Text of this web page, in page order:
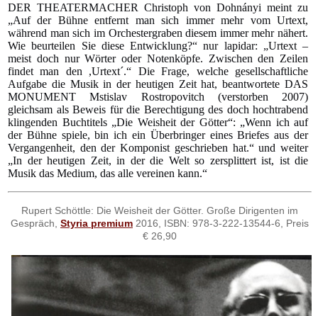
DER THEATERMACHER Christoph von Dohnányi meint zu
„Auf der Bühne entfernt man sich immer mehr vom Urtext,
während man sich im Orchestergraben diesem immer mehr nähert.
Wie beurteilen Sie diese Entwicklung?“ nur lapidar: „Urtext –
meist doch nur Wörter oder Notenköpfe. Zwischen den Zeilen
findet man den ,Urtext´.“ Die Frage, welche gesellschaftliche
Aufgabe die Musik in der heutigen Zeit hat, beantwortete DAS
MONUMENT Mstislav Rostropovitch (verstorben 2007)
gleichsam als Beweis für die Berechtigung des doch hochtrabend
klingenden Buchtitels „Die Weisheit der Götter“: „Wenn ich auf
der Bühne spiele, bin ich ein Überbringer eines Briefes aus der
Vergangenheit, den der Komponist geschrieben hat.“ und weiter
„In der heutigen Zeit, in der die Welt so zersplittert ist, ist die
Musik das Medium, das alle vereinen kann.“
Rupert Schöttle: Die Weisheit der Götter. Große Dirigenten im
Gespräch, Styria premium 2016, ISBN: 978-3-222-13544-6, Preis
€ 26,90